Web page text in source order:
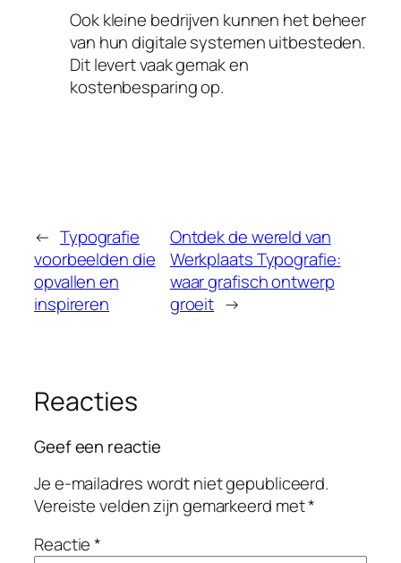
Ook kleine bedrijven kunnen het beheer
van hun digitale systemen uitbesteden.
Dit levert vaak gemak en
kostenbesparing op.
← Typografie
voorbeelden die
opvallen en
inspireren
Ontdek de wereld van
Werkplaats Typografie:
waar grafisch ontwerp
groeit →
Reacties
Geef een reactie
Je e-mailadres wordt niet gepubliceerd.
Vereiste velden zijn gemarkeerd met*
Reactie*